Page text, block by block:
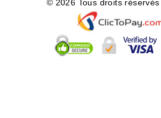
© 2026 Tous droits réservés